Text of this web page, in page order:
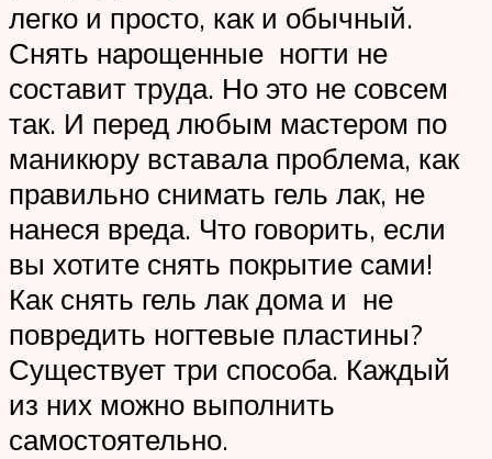
легко и просто, как и обычный.
Снять нарощенные ногти не
составит труда. Но это не совсем
так. И перед любым мастером по
маникюру вставала проблема, как
правильно снимать гель лак, не
нанеся вреда. Что говорить, если
вы хотите снять покрытие сами!
Как снять гель лак дома и не
повредить ногтевые пластины?
Существует три способа. Каждый
из них можно выполнить
самостоятельно.